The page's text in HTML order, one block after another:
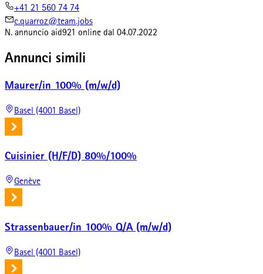
+41 21 560 74 74
c.quarroz@team.jobs
N. annuncio aid921 online dal 04.07.2022
Annunci simili
Maurer/in 100% (m/w/d)
Basel (4001 Basel)
Cuisinier (H/F/D) 80%/100%
Genève
Strassenbauer/in 100% Q/A (m/w/d)
Basel (4001 Basel)